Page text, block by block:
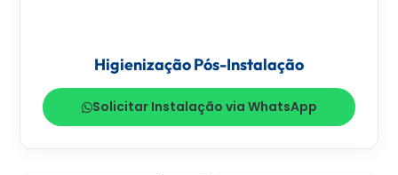
Higienização Pós-Instalação
Solicitar Instalação via WhatsApp